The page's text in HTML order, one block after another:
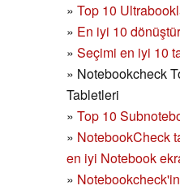
» Top 10
» En iyi 10
» Seçimi en iyi 10
» Notebookcheck
Tabletleri
» Top 10
» NotebookCheck
en iyi Notebook
»